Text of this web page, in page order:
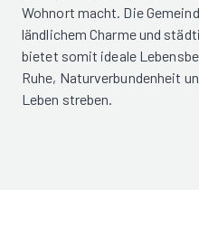
Wohnort macht. Die
ländlichem Charme und
bietet somit ideale
Ruhe, Naturverbundenheit
Leben streben.